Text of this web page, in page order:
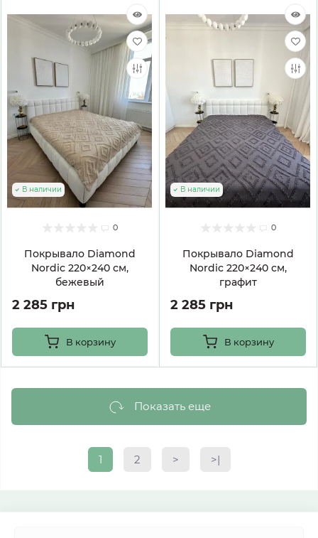
0
Покрывало Diamond
Nordic 220×240 см,
бежевый
В наличии
2 285 грн
В корзину
0
Покрывало Diamond
Nordic 220×240 см,
графит
В наличии
2 285 грн
В корзину
Показать еще
1 2 > >|